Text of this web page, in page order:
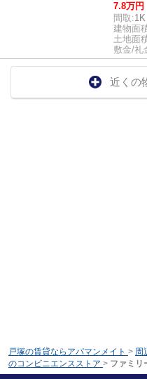
7.8万円
間取:1K
建物面
土地面
敷金/礼
近くの
戸塚の賃貸ならアパマンメイト > 周
のコンビニエンスストア > ファミリ